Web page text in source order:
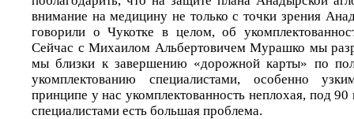
внимание на медицину не только с точки зрения
говорили о Чукотке в целом, об
Сейчас с Михаилом Альбертовичем Мурашко мы
мы близки к завершению «дорожной карты» по
укомплектованию специалистами, особенно
принципе у нас укомплектованность неплохая, под
специалистами есть большая проблема.